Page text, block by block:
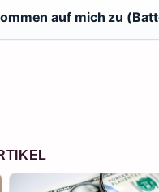
auf mich zu